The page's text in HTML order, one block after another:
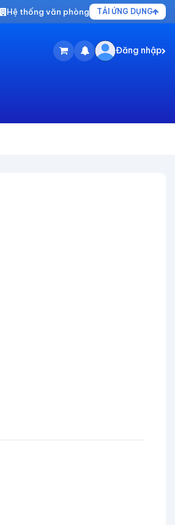
Hệ thống văn phòng TẢI ỨNG DỤNG
Đăng nhập